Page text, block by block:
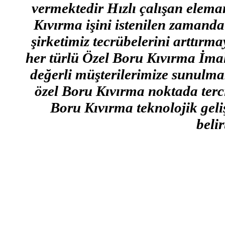
vermektedir Hızlı çalışan
Kıvırma işini istenilen
şirketimiz tecrübelerini
her türlü Özel Boru Kıvırma
değerli müşterilerimize
özel Boru Kıvırma noktada
Boru Kıvırma teknolojik